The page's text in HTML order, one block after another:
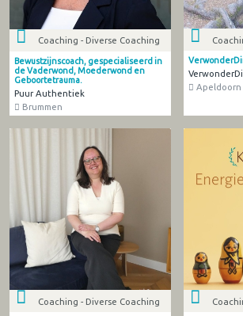
Coaching - Diverse Coaching
Bewustzijnscoach, gespecialiseerd in
de Vaderwond, Moederwond en
Geboortetrauma.
Puur Authentiek
Brummen
Apeldoorn
Coaching - Diverse Coaching